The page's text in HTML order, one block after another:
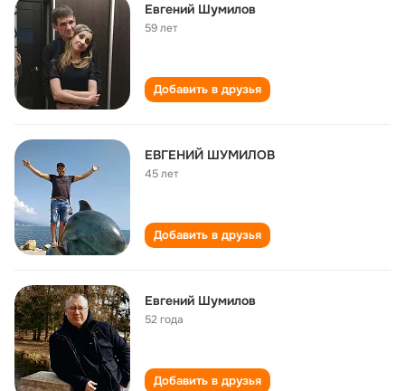
Евгений Шумилов
59 лет
Добавить в друзья
ЕВГЕНИЙ ШУМИЛОВ
45 лет
Добавить в друзья
Евгений Шумилов
52 года
Добавить в друзья